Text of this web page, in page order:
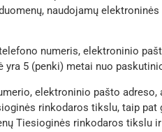
naudojamų
numeris, elektroninio
5 (penki) metai nuo
elektroninio pašto
rinkodaros tikslu, taip
Tiesioginės rinkodaros